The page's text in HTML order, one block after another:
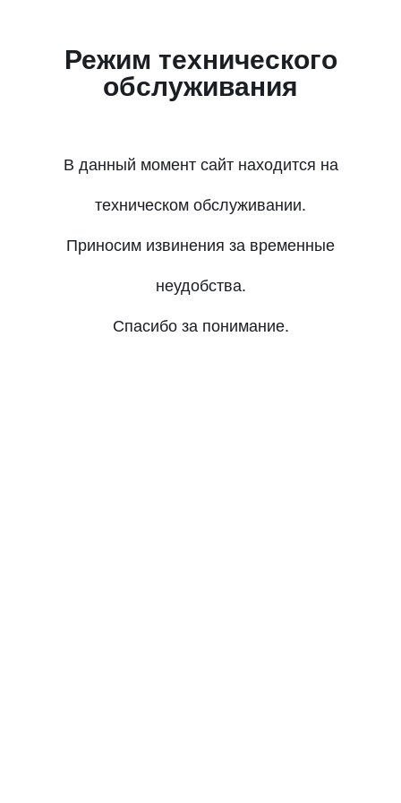
Режим технического
обслуживания
В данный момент сайт находится на
техническом обслуживании.
Приносим извинения за временные
неудобства.
Спасибо за понимание.